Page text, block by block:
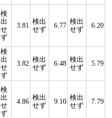
検
出
せ
ず
3.81
検出
せず
6.77
検出
せず
6.20
検
出
せ
ず
3.82
検出
せず
6.48
検出
せず
5.79
検
出
せ
ず
4.86
検出
せず
9.10
検出
せず
7.79